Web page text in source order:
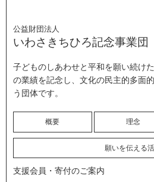
公益財団法人
いわさきちひろ記念事業団
子どものしあわせと平和を願い続け
の業績を記念し、文化の民主的多面
う団体です。
概要 理念
願いを伝える
支援会員・寄付のご案内